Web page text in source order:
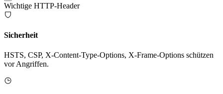
Wichtige HTTP-Header
Sicherheit
HSTS, CSP, X-Content-Type-Options, X-Frame-Options schützen
vor Angriffen.